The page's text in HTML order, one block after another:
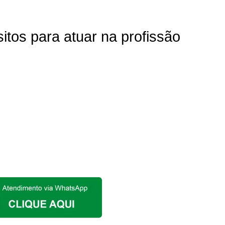
para atuar na profissão